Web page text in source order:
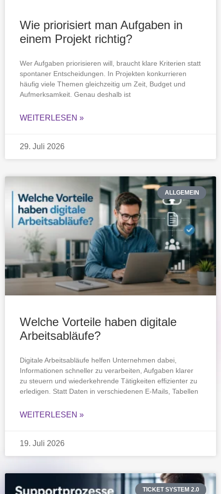
Wie priorisiert man Aufgaben in
einem Projekt richtig?
Wer Aufgaben priorisieren will, braucht klare Kriterien statt
spontaner Entscheidungen. In Projekten konkurrieren
häufig viele Themen gleichzeitig um Zeit, Budget und
Aufmerksamkeit. Genau deshalb ist
WEITERLESEN »
29. Juli 2026
ALLGEMEIN
Welche Vorteile haben digitale
Arbeitsabläufe?
Digitale Arbeitsabläufe helfen Unternehmen dabei,
Informationen schneller zu verarbeiten, Aufgaben klarer
zu steuern und wiederkehrende Tätigkeiten effizienter zu
erledigen. Statt Daten in verschiedenen E-Mails, Tabellen
WEITERLESEN »
19. Juli 2026
TICKET SYSTEM 2.0